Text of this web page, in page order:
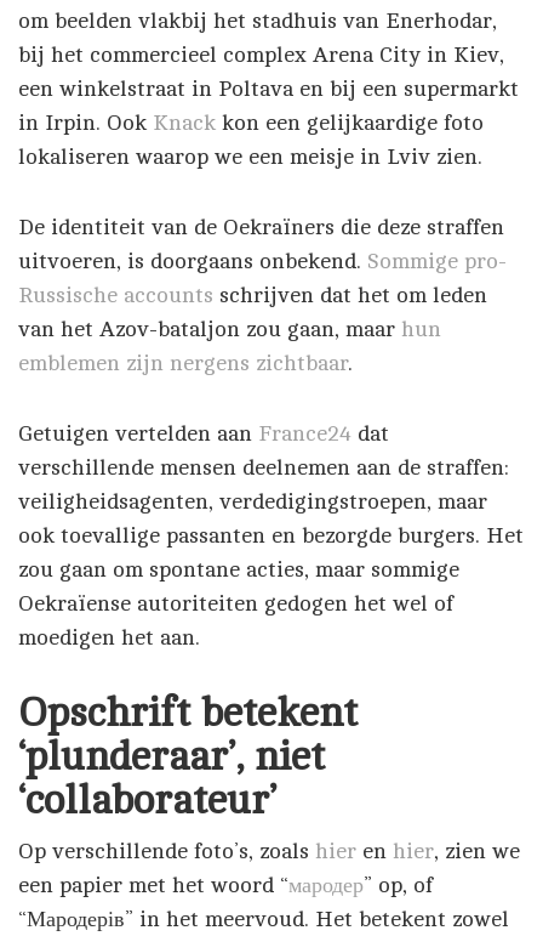
om beelden vlakbij het stadhuis van Enerhodar,
bij het commercieel complex Arena City in Kiev,
een winkelstraat in Poltava en bij een supermarkt
in Irpin. Ook Knack kon een gelijkaardige foto
lokaliseren waarop we een meisje in Lviv zien.
De identiteit van de Oekraïners die deze straffen
uitvoeren, is doorgaans onbekend. Sommige pro-
Russische accounts schrijven dat het om leden
van het Azov-bataljon zou gaan, maar hun
emblemen zijn nergens zichtbaar.
Getuigen vertelden aan France24 dat
verschillende mensen deelnemen aan de straffen:
veiligheidsagenten, verdedigingstroepen, maar
ook toevallige passanten en bezorgde burgers. Het
zou gaan om spontane acties, maar sommige
Oekraïense autoriteiten gedogen het wel of
moedigen het aan.
Opschrift betekent
‘plunderaar’, niet
‘collaborateur’
Op verschillende foto’s, zoals hier en hier, zien we
een papier met het woord “мародер” op, of
“Мародерів” in het meervoud. Het betekent zowel